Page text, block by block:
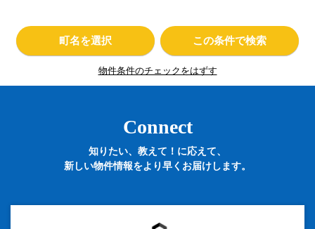
町名を選択 この条件で検索
物件条件のチェックをはずす
Connect
知りたい、教えて！に応えて、
新しい物件情報をより早くお届けします。